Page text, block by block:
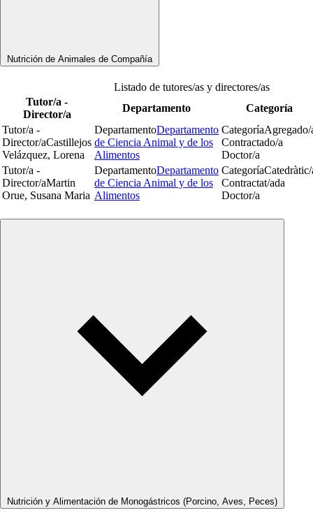
Nutrición de Animales de Compañía
Listado de tutores/as y directores/as
Tutor/a -
Director/a
Departamento
Categoría
Tutor/a -
Director/aCastillejos
Velázquez, Lorena
DepartamentoDepartamento
de Ciencia Animal y de los
Alimentos
CategoríaAgregado/
Contractado/a
Doctor/a
Tutor/a -
Director/aMartin
Orue, Susana Maria
DepartamentoDepartamento
de Ciencia Animal y de los
Alimentos
CategoríaCatedràtic/
Contractat/ada
Doctor/a
Nutrición y Alimentación de Monogástricos (Porcino, Aves, Peces)